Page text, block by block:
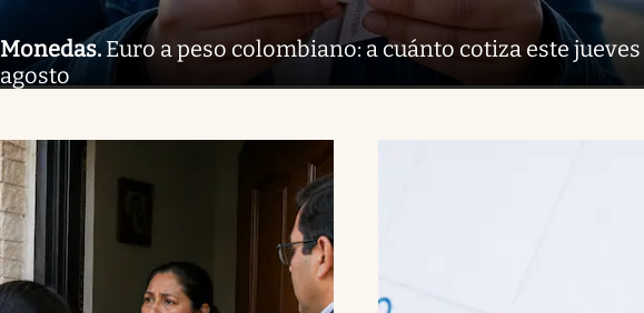
Monedas.Euro a peso colombiano: a cuánto cotiza este jueves
agosto